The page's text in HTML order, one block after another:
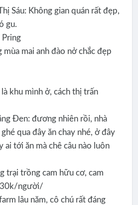
Sáu: Không gian quán rất đẹp,
gu.
Pring
mai anh đào nở chắc đẹp
khu mình ở, cách thị trấn
Đen: đương nhiên rồi, nhà
qua đây ăn chay nhé, ở đây
ai tới ăn mà chê câu nào luôn
trại trồng cam hữu cơ, cam
30k/người/
lâu năm, cô chú rất đáng